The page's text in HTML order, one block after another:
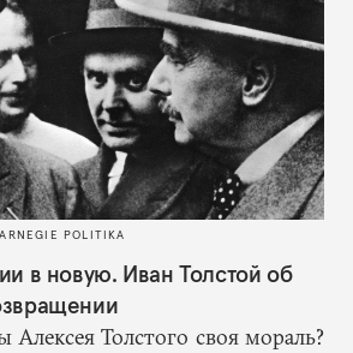
POLITIKA
в новую. Иван Толстой об
Алексея Толстого своя мораль?